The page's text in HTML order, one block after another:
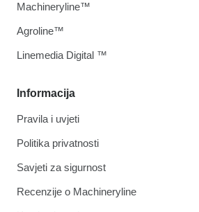
Informacija
Pravila i uvjeti
Politika privatnosti
Savjeti za sigurnost
Recenzije o Machineryline
Machineryline™
Agroline™
Linemedia Digital ™